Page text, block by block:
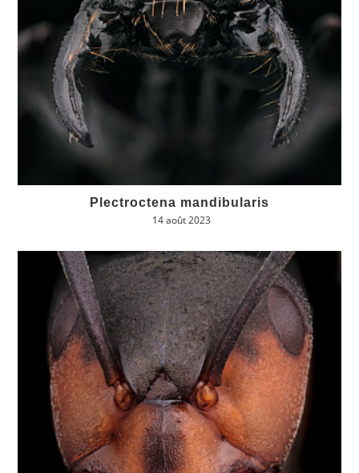
Plectroctena mandibularis
14 août 2023